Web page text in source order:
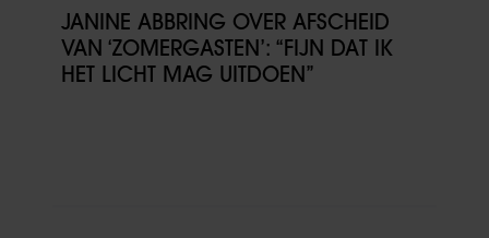
JANINE ABBRING OVER AFSCHEID
VAN ‘ZOMERGASTEN’: “FIJN DAT IK
HET LICHT MAG UITDOEN”